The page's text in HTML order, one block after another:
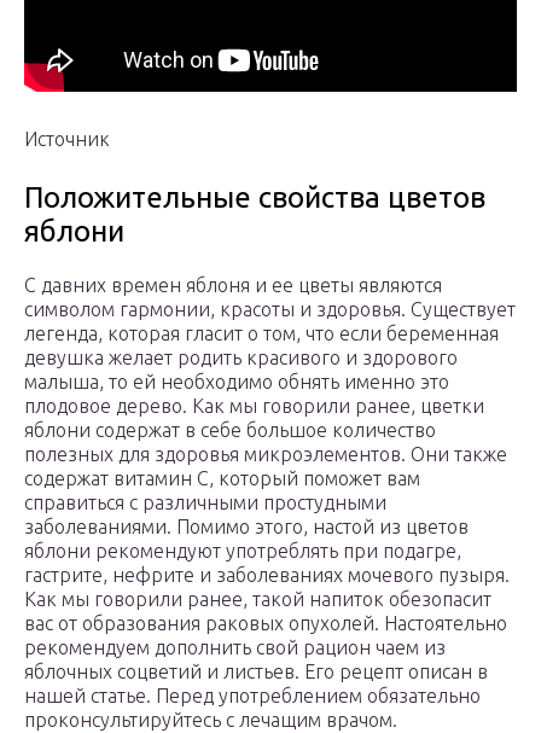
Источник
Положительные свойства цветов
яблони
С давних времен яблоня и ее цветы являются
символом гармонии, красоты и здоровья. Существует
легенда, которая гласит о том, что если беременная
девушка желает родить красивого и здорового
малыша, то ей необходимо обнять именно это
плодовое дерево. Как мы говорили ранее, цветки
яблони содержат в себе большое количество
полезных для здоровья микроэлементов. Они также
содержат витамин С, который поможет вам
справиться с различными простудными
заболеваниями. Помимо этого, настой из цветов
яблони рекомендуют употреблять при подагре,
гастрите, нефрите и заболеваниях мочевого пузыря.
Как мы говорили ранее, такой напиток обезопасит
вас от образования раковых опухолей. Настоятельно
рекомендуем дополнить свой рацион чаем из
яблочных соцветий и листьев. Его рецепт описан в
нашей статье. Перед употреблением обязательно
проконсультируйтесь с лечащим врачом.